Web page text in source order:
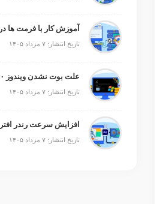
تاریخ انتشار: ۷ مرداد ۱۴۰۵
تاریخ انتشار: ۷ مرداد ۱۴۰۵
تاریخ انتشار: ۷ مرداد ۱۴۰۵